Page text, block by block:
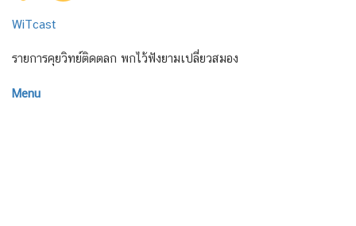
WiTcast
รายการคุยวิทย์ติดตลก พกไว้ฟังยามเปลี่ยวสมอง
Menu